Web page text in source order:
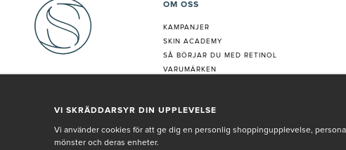
OM OSS
KAMPANJER
SKIN ACADEMY
SÅ BÖRJAR DU MED RETINOL
VARUMÄRKEN
VÅR PERSONAL
VI SKRÄDDARSYR DIN UPPLEVELSE
Vi använder cookies för att ge dig en personlig shoppingupplevelse,
mönster och deras enheter.